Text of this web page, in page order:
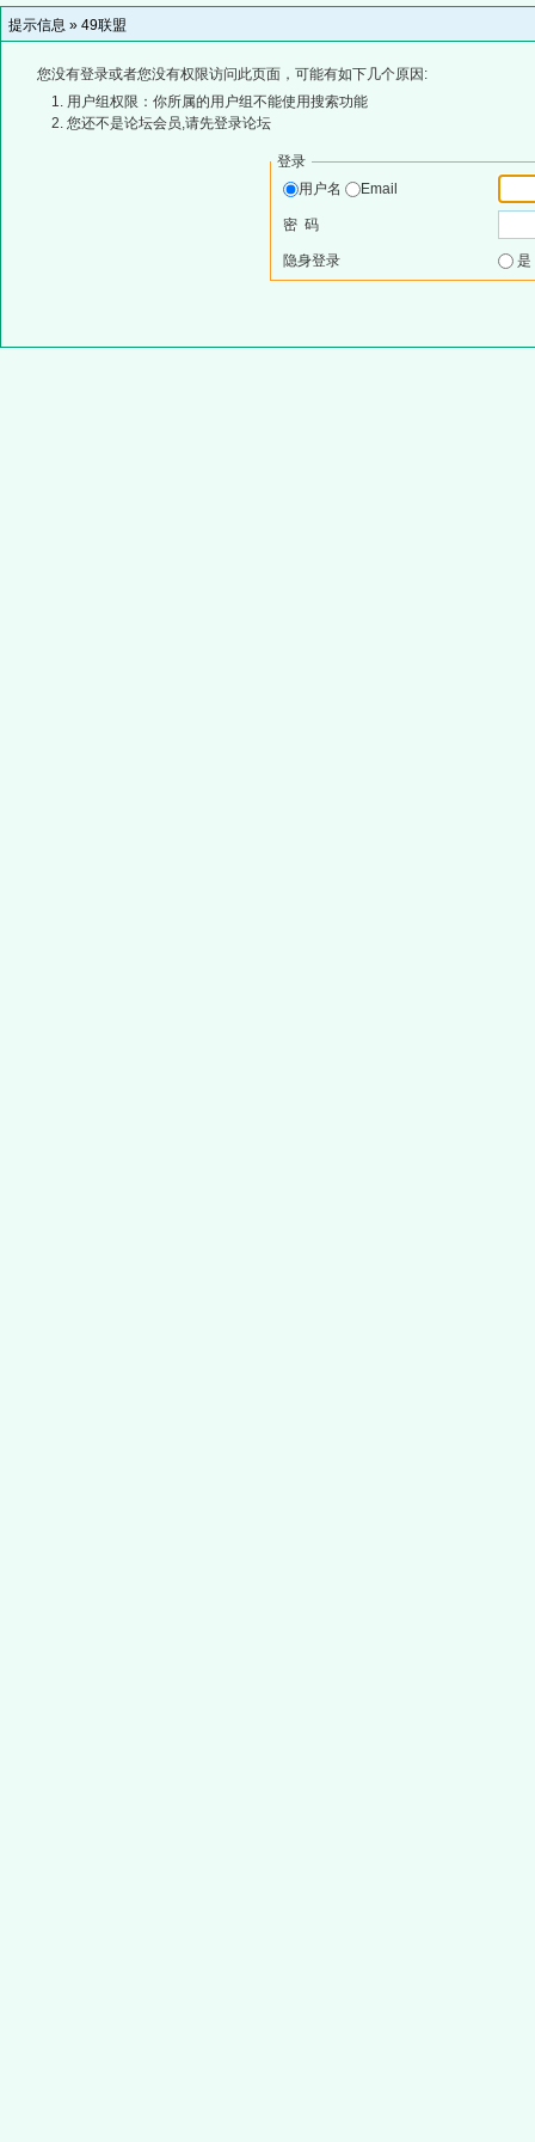
提示信息 » 49联盟
您没有登录或者您没有权限访问此页面，可能有如下几个原因:
用户组权限：你所属的用户组不能使用搜索功能
您还不是论坛会员,请先登录论坛
登录
用户名
Email
密 码
隐身登录